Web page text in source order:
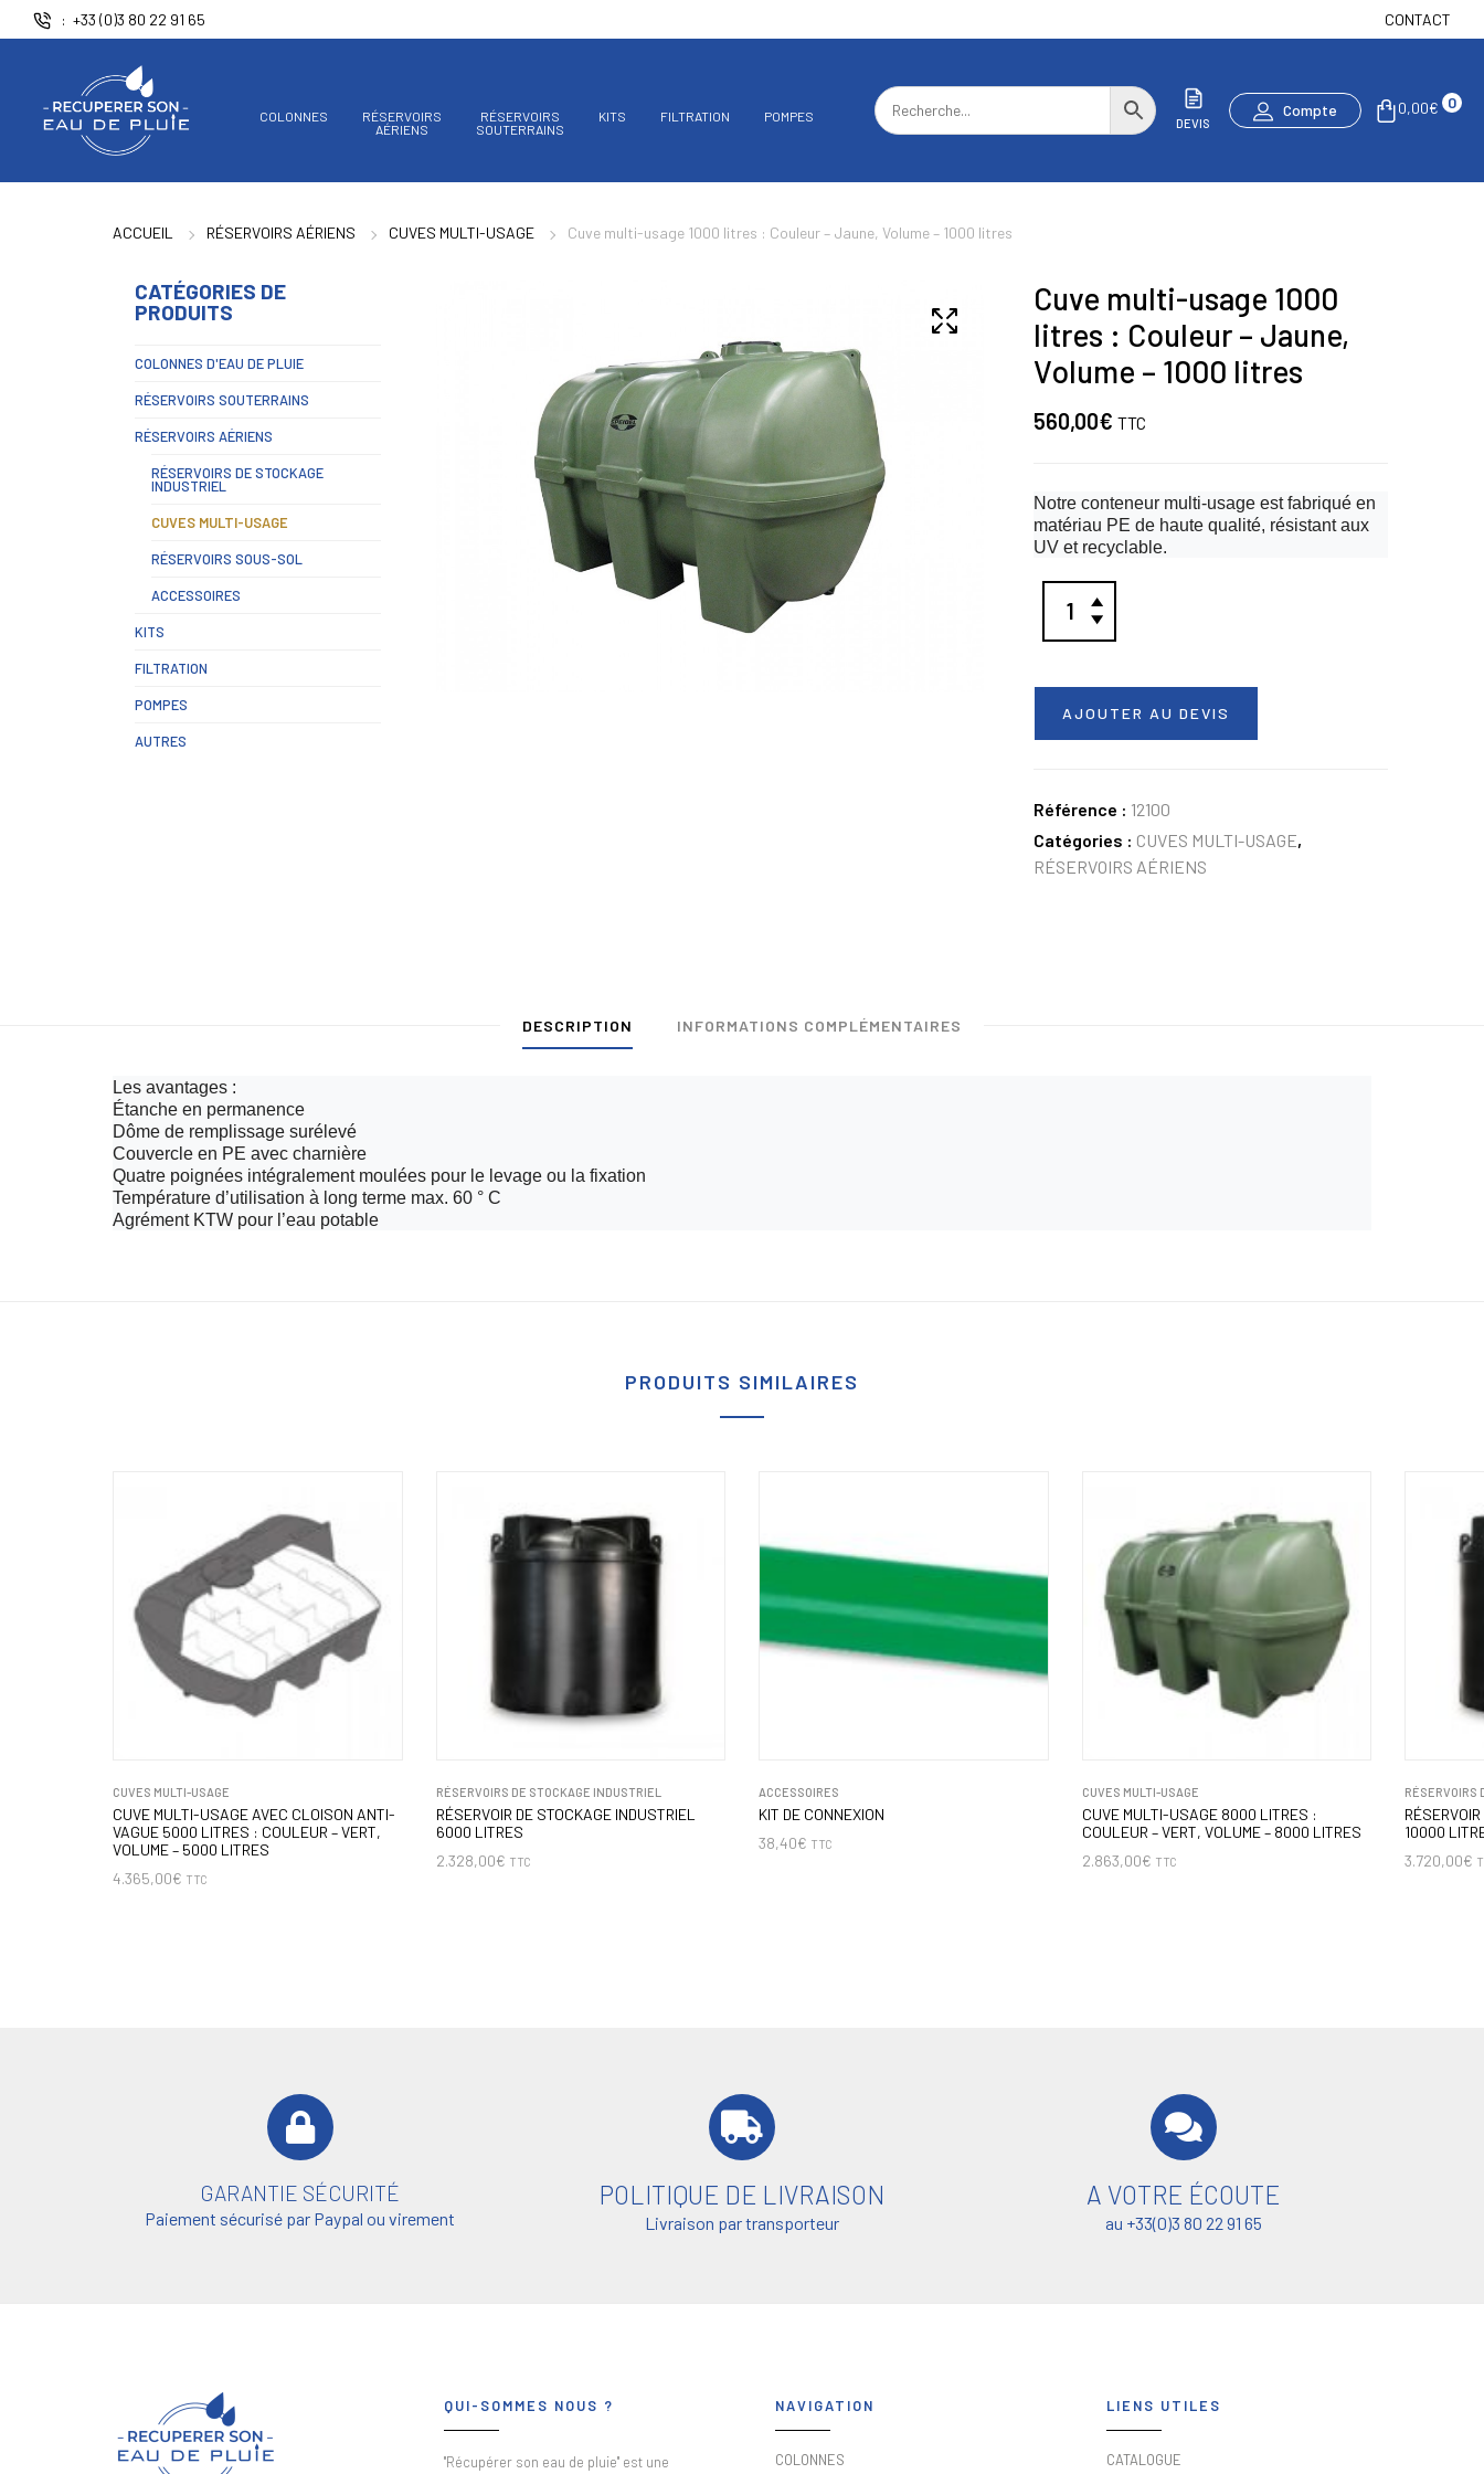
+33 (0)3 80 22 91 65 CONTACT
COLONNES
RÉSERVOIRS
AÉRIENS
RÉSERVOIRS
SOUTERRAINS
KITS FILTRATION POMPES DEVIS
Compte 0,00€ 0
ACCUEIL RÉSERVOIRS AÉRIENS CUVES MULTI-USAGE Cuve multi-usage 1000 litres : Couleur – Jaune, Volume – 1000 litres
Cuve multi-usage 1000
litres : Couleur – Jaune,
Volume – 1000 litres
560,00€ TTC
Notre conteneur multi-usage est fabriqué en
matériau PE de haute qualité, résistant aux
UV et recyclable.
AJOUTER AU DEVIS
Référence : 12100
Catégories : CUVES MULTI-USAGE,
RÉSERVOIRS AÉRIENS
CATÉGORIES DE
PRODUITS
COLONNES D'EAU DE PLUIE
RÉSERVOIRS SOUTERRAINS
RÉSERVOIRS AÉRIENS
RÉSERVOIRS DE STOCKAGE
INDUSTRIEL
CUVES MULTI-USAGE
RÉSERVOIRS SOUS-SOL
ACCESSOIRES
KITS
FILTRATION
POMPES
AUTRES
DESCRIPTION INFORMATIONS COMPLÉMENTAIRES
Les avantages :
Étanche en permanence
Dôme de remplissage surélevé
Couvercle en PE avec charnière
Quatre poignées intégralement moulées pour le levage ou la fixation
Température d’utilisation à long terme max. 60 ° C
Agrément KTW pour l’eau potable
PRODUITS SIMILAIRES
CUVES MULTI-USAGE
CUVE MULTI-USAGE AVEC CLOISON ANTI-
VAGUE 5000 LITRES : COULEUR – VERT,
VOLUME – 5000 LITRES
4.365,00€ TTC
RÉSERVOIRS DE STOCKAGE INDUSTRIEL
RÉSERVOIR DE STOCKAGE INDUSTRIEL
6000 LITRES
2.328,00€ TTC
ACCESSOIRES
KIT DE CONNEXION
38,40€ TTC
CUVES MULTI-USAGE
CUVE MULTI-USAGE 8000 LITRES :
COULEUR – VERT, VOLUME – 8000 LITRES
2.863,00€ TTC
RÉSERVOIRS
10000
3.720,00€
GARANTIE SÉCURITÉ
Paiement sécurisé par Paypal ou virement
POLITIQUE DE LIVRAISON
Livraison par transporteur
A VOTRE ÉCOUTE
au +33(0)3 80 22 91 65
QUI-SOMMES NOUS ?
"Récupérer son eau de pluie" est une
NAVIGATION
COLONNES
LIENS UTILES
CATALOGUE
Panneau de gestion des cookies